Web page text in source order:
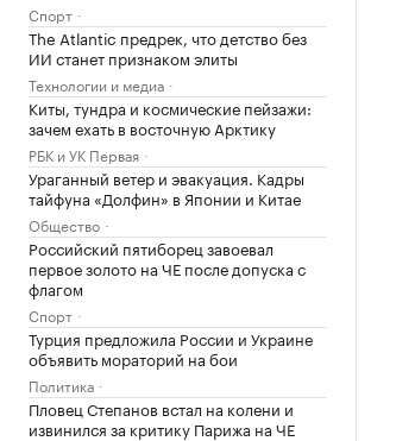
Спорт
The Atlantic предрек, что детство без
ИИ станет признаком элиты
Технологии и медиа
Киты, тундра и космические пейзажи:
зачем ехать в восточную Арктику
РБК и УК Первая
Ураганный ветер и эвакуация. Кадры
тайфуна «Долфин» в Японии и Китае
Общество
Российский пятиборец завоевал
первое золото на ЧЕ после допуска с
флагом
Спорт
Турция предложила России и Украине
объявить мораторий на бои
Политика
Пловец Степанов встал на колени и
извинился за критику Парижа на ЧЕ